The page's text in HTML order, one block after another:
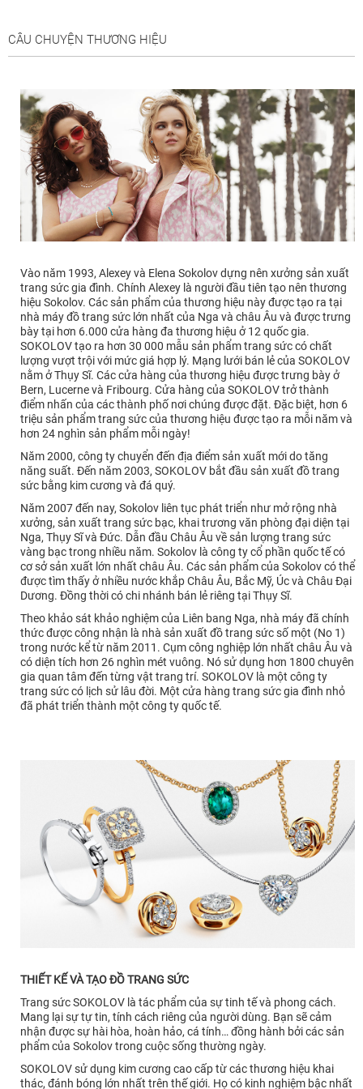
CÂU CHUYỆN THƯƠNG HIỆU
Vào năm 1993, Alexey và Elena Sokolov dựng nên xưởng sản xuất
trang sức gia đình. Chính Alexey là người đầu tiên tạo nên thương
hiệu Sokolov. Các sản phẩm của thương hiệu này được tạo ra tại
nhà máy đồ trang sức lớn nhất của Nga và châu Âu và được trưng
bày tại hơn 6.000 cửa hàng đa thương hiệu ở 12 quốc gia.
SOKOLOV tạo ra hơn 30 000 mẫu sản phẩm trang sức có chất
lượng vượt trội với mức giá hợp lý. Mạng lưới bán lẻ của SOKOLOV
nằm ở Thụy Sĩ. Các cửa hàng của thương hiệu được trưng bày ở
Bern, Lucerne và Fribourg. Cửa hàng của SOKOLOV trở thành
điểm nhấn của các thành phố nơi chúng được đặt. Đặc biệt, hơn 6
triệu sản phẩm trang sức của thương hiệu được tạo ra mỗi năm và
hơn 24 nghìn sản phẩm mỗi ngày!
Năm 2000, công ty chuyển đến địa điểm sản xuất mới do tăng
năng suất. Đến năm 2003, SOKOLOV bắt đầu sản xuất đồ trang
sức bằng kim cương và đá quý.
Năm 2007 đến nay, Sokolov liên tục phát triển như mở rộng nhà
xưởng, sản xuất trang sức bạc, khai trương văn phòng đại diện tại
Nga, Thụy Sĩ và Đức. Dẫn đầu Châu Âu về sản lượng trang sức
vàng bạc trong nhiều năm. Sokolov là công ty cổ phần quốc tế có
cơ sở sản xuất lớn nhất châu Âu. Các sản phẩm của Sokolov có thể
được tìm thấy ở nhiều nước khắp Châu Âu, Bắc Mỹ, Úc và Châu Đại
Dương. Đồng thời có chi nhánh bán lẻ riêng tại Thụy Sĩ.
Theo khảo sát khảo nghiệm của Liên bang Nga, nhà máy đã chính
thức được công nhận là nhà sản xuất đồ trang sức số một (No 1)
trong nước kể từ năm 2011. Cụm công nghiệp lớn nhất châu Âu và
có diện tích hơn 26 nghìn mét vuông. Nó sử dụng hơn 1800 chuyên
gia quan tâm đến từng vật trang trí. SOKOLOV là một công ty
trang sức có lịch sử lâu đời. Một cửa hàng trang sức gia đình nhỏ
đã phát triển thành một công ty quốc tế.
THIẾT KẾ VÀ TẠO ĐỒ TRANG SỨC
Trang sức SOKOLOV là tác phẩm của sự tinh tế và phong cách.
Mang lại sự tự tin, tính cách riêng của người dùng. Bạn sẽ cảm
nhận được sự hài hòa, hoàn hảo, cá tính… đồng hành bởi các sản
phẩm của Sokolov trong cuộc sống thường ngày.
SOKOLOV sử dụng kim cương cao cấp từ các thương hiệu khai
thác, đánh bóng lớn nhất trên thế giới. Họ có kinh nghiệm bậc nhất